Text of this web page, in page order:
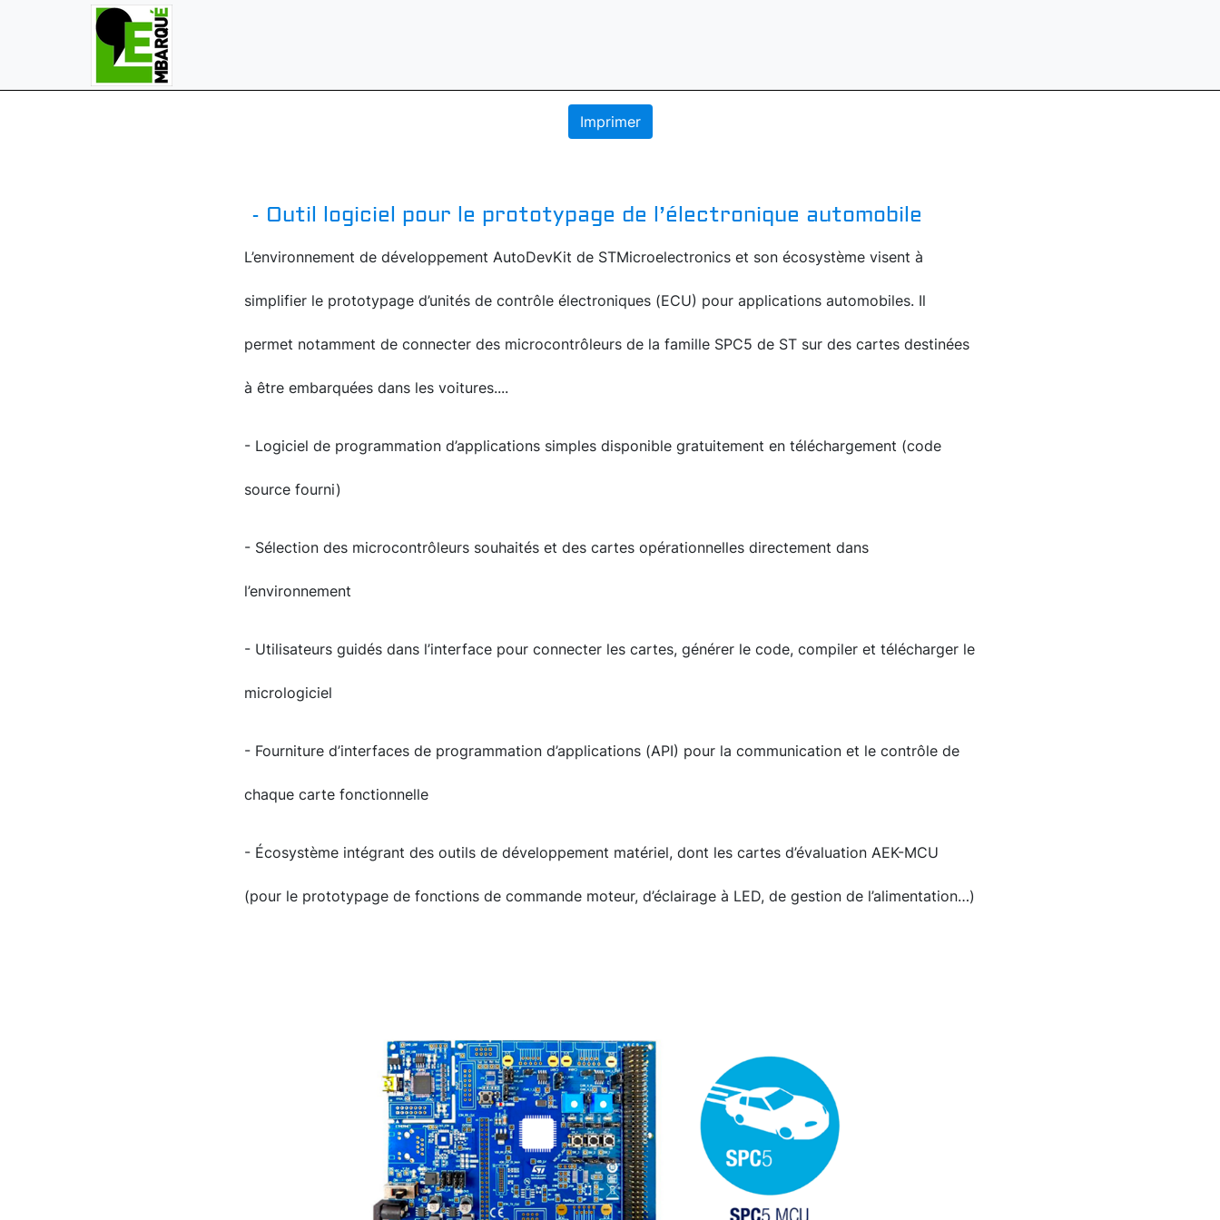
Imprimer
- Outil logiciel pour le prototypage de l’électronique automobile
L’environnement de développement AutoDevKit de STMicroelectronics et son écosystème visent à
simplifier le prototypage d’unités de contrôle électroniques (ECU) pour applications automobiles. Il
permet notamment de connecter des microcontrôleurs de la famille SPC5 de ST sur des cartes destinées
à être embarquées dans les voitures....
- Logiciel de programmation d’applications simples disponible gratuitement en téléchargement (code
source fourni)
- Sélection des microcontrôleurs souhaités et des cartes opérationnelles directement dans
l’environnement
- Utilisateurs guidés dans l’interface pour connecter les cartes, générer le code, compiler et télécharger le
micrologiciel
- Fourniture d’interfaces de programmation d’applications (API) pour la communication et le contrôle de
chaque carte fonctionnelle
- Écosystème intégrant des outils de développement matériel, dont les cartes d’évaluation AEK-MCU
(pour le prototypage de fonctions de commande moteur, d’éclairage à LED, de gestion de l’alimentation…)